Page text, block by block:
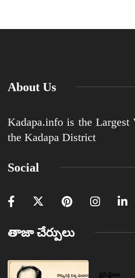
About Us
Kadapa.info is the Largest
the Kadapa District
Social
తాజా చేర్పులు
ప్రసిద్ధులు